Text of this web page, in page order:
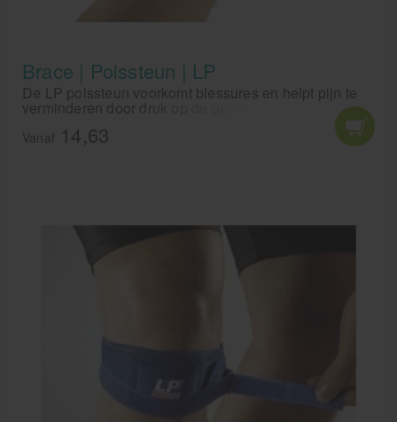
Brace | Polssteun | LP
De LP polssteun voorkomt blessures en helpt pijn te
verminderen door druk op de geblesseerde pols.
Vanaf 14,63